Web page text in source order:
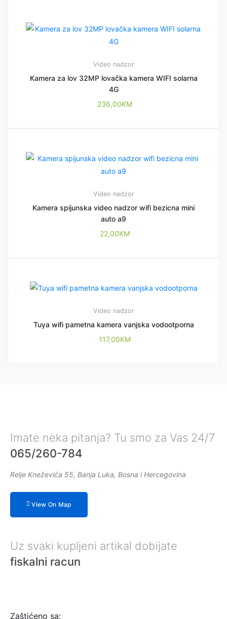
Video nadzor
Kamera za lov 32MP lovačka kamera WIFI solarna
4G
236,00KM
Video nadzor
Kamera spijunska video nadzor wifi bezicna mini
auto a9
22,00KM
Video nadzor
Tuya wifi pametna kamera vanjska vodootporna
117,00KM
Imate neka pitanja? Tu smo za Vas 24/7
065/260-784
Relje Kneževića 55, Banja Luka, Bosna i Hercegovina
View On Map
Uz svaki kupljeni artikal dobijate
fiskalni racun
Zaštićeno sa: